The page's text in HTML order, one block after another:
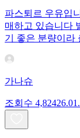
파스퇴르 우유입
매하고 있습니다
기 좋은 분량이라
가나슈
조회수 4,824